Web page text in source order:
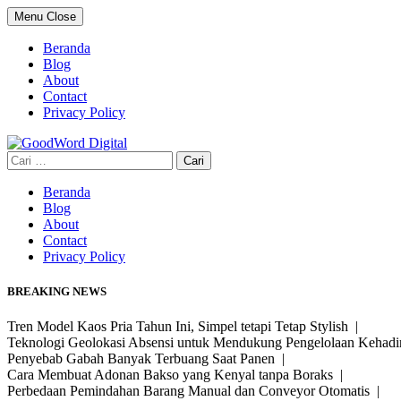
Skip
to
content
Menu Close
Beranda
Blog
About
Contact
Privacy Policy
Cari
untuk:
Beranda
Blog
About
Contact
Privacy Policy
BREAKING NEWS
Tren Model Kaos Pria Tahun Ini, Simpel tetapi Tetap Stylish |
Teknologi Geolokasi Absensi untuk Mendukung Pengelolaan
Penyebab Gabah Banyak Terbuang Saat Panen |
Cara Membuat Adonan Bakso yang Kenyal tanpa Boraks |
Perbedaan Pemindahan Barang Manual dan Conveyor Otomatis |